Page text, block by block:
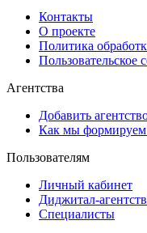
Контакты
О проекте
Политика
Пользовательское
Агентства
Добавить
Как мы формируем
Пользователям
Личный кабинет
Диджитал-
Специалисты